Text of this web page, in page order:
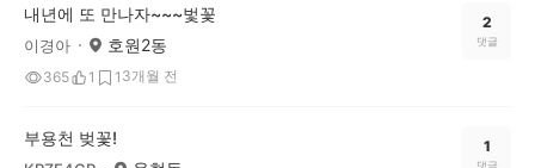
내년에 또 만나자~~~벛꽃
이경아 호원2동
365 1 1 3개월 전
2
댓글
부용천 벚꽃! 1
댓글